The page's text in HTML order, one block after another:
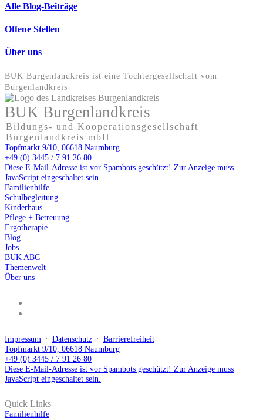
Alle Blog-Beiträge
Offene Stellen
Über uns
BUK Burgenlandkreis ist eine Tochter­gesellschaft vom
Burgenlandkreis
BUK Burgenlandkreis
Bildungs- und Kooperationsgesellschaft
Burgenlandkreis mbH
Topfmarkt 9/10, 06618 Naumburg
+49 (0) 3445 / 7 91 26 80
Diese E-Mail-Adresse ist vor Spambots geschützt! Zur Anzeige muss
JavaScript eingeschaltet sein.
Familienhilfe
Schulbegleitung
Kinderhaus
Pflege + Betreuung
Ergotherapie
Blog
Jobs
BUK ABC
Themenwelt
Über uns
Impressum ⋅ Datenschutz ⋅ Barrierefreiheit
Topfmarkt 9/10, 06618 Naumburg
+49 (0) 3445 / 7 91 26 80
Diese E-Mail-Adresse ist vor Spambots geschützt! Zur Anzeige muss
JavaScript eingeschaltet sein.
Quick Links
Familienhilfe